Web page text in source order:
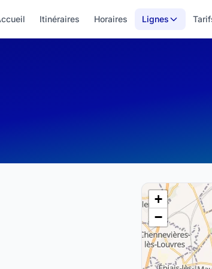
Itinéraires Horaires Lignes
+
−